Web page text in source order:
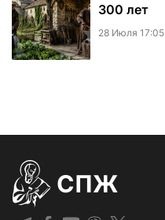
300 лет
28 Июля 17:05
СПЖ